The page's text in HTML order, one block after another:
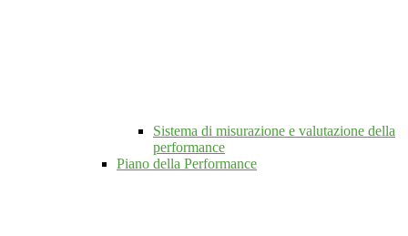
Sistema di misurazione e valutazione della
performance
Piano della Performance